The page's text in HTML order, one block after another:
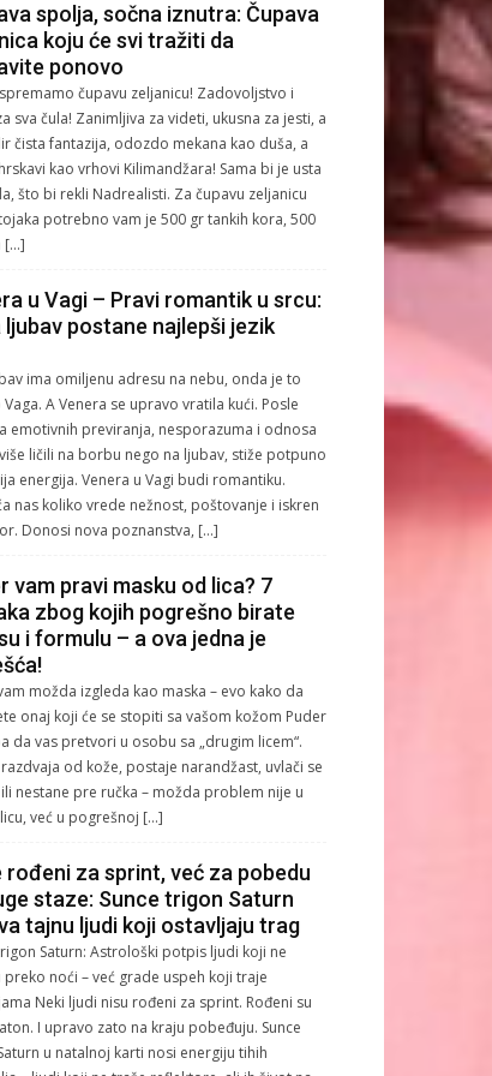
spolja, sočna iznutra: Čupava
koju će svi tražiti da
ponovo
čupavu zeljanicu! Zadovoljstvo i
sva čula! Zanimljiva za videti, ukusna za jesti, a
čista fantazija, odozdo mekana kao duša, a
kao vrhovi Kilimandžara! Sama bi je usta
što bi rekli Nadrealisti. Za čupavu zeljanicu
potrebno vam je 500 gr tankih kora, 500
[…]
u Vagi – Pravi romantik u srcu:
ljubav postane najlepši jezik
ima omiljenu adresu na nebu, onda je to
A Venera se upravo vratila kući. Posle
emotivnih previranja, nesporazuma i odnosa
ličili na borbu nego na ljubav, stiže potpuno
energija. Venera u Vagi budi romantiku.
nas koliko vrede nežnost, poštovanje i iskren
Donosi nova poznanstva, […]
vam pravi masku od lica? 7
zbog kojih pogrešno birate
i formulu – a ova jedna je
možda izgleda kao maska – evo kako da
onaj koji će se stopiti sa vašom kožom Puder
da vas pretvori u osobu sa „drugim licem“.
od kože, postaje narandžast, uvlači se
nestane pre ručka – možda problem nije u
već u pogrešnoj […]
rođeni za sprint, već za pobedu
staze: Sunce trigon Saturn
tajnu ljudi koji ostavljaju trag
Saturn: Astrološki potpis ljudi koji ne
preko noći – već grade uspeh koji traje
Neki ljudi nisu rođeni za sprint. Rođeni su
I upravo zato na kraju pobeđuju. Sunce
u natalnoj karti nosi energiju tihih